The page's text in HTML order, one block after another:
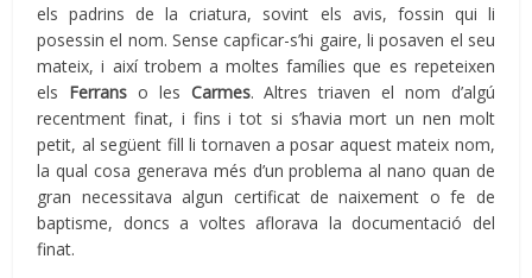
els padrins de la criatura, sovint els avis, fossin qui li
posessin el nom. Sense capficar-s’hi gaire, li posaven el seu
mateix, i així trobem a moltes famílies que es repeteixen
els Ferrans o les Carmes. Altres triaven el nom d’algú
recentment finat, i fins i tot si s’havia mort un nen molt
petit, al següent fill li tornaven a posar aquest mateix nom,
la qual cosa generava més d’un problema al nano quan de
gran necessitava algun certificat de naixement o fe de
baptisme, doncs a voltes aflorava la documentació del
finat.